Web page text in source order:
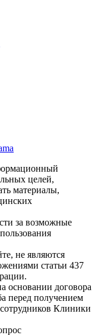
целей,
материалы,
за возможные
не являются
статьи 437
основании договора
перед получением
Клиники